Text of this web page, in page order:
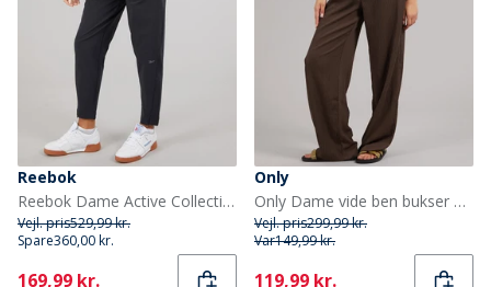
Reebok
Reebok Dame Active Collective Skystretch Vævede Bukser Sort
Vejl. pris529,99 kr.
Spare360,00 kr.
Current
169,99 kr.
Only
Only Dame vide ben bukser Chocolate Brown
Vejl. pris299,99 kr.
Var149,99 kr.
Current
119,99 kr.